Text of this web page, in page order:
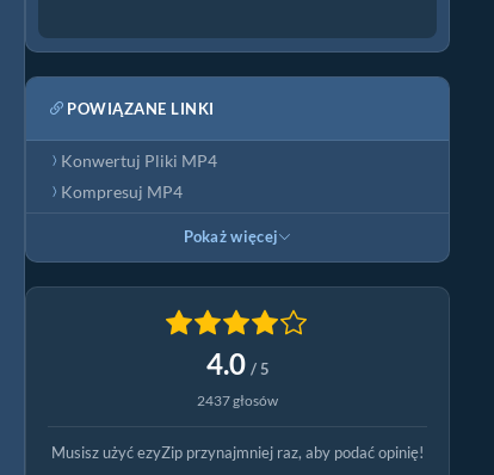
POWIĄZANE LINKI
Konwertuj Pliki MP4
Kompresuj MP4
Pokaż więcej
4.0 / 5
2437 głosów
Musisz użyć ezyZip przynajmniej raz, aby podać opinię!